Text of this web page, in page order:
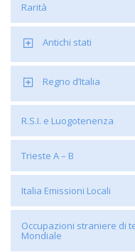
Rarità
Antichi stati
Regno d’Italia
R.S.I. e Luogotenenza
Trieste A – B
Italia Emissioni Locali
Occupazioni straniere di
Mondiale